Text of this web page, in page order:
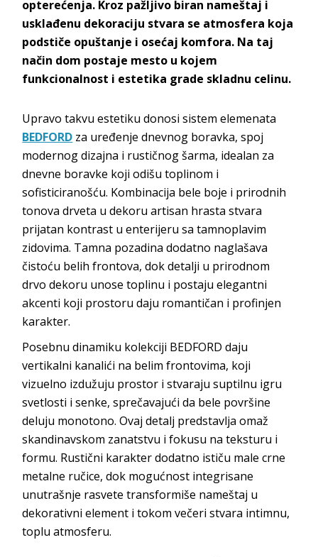
opterećenja. Kroz pažljivo biran nameštaj i
usklađenu dekoraciju stvara se atmosfera koja
podstiče opuštanje i osećaj komfora. Na taj
način dom postaje mesto u kojem
funkcionalnost i estetika grade skladnu celinu.
Upravo takvu estetiku donosi sistem elemenata
BEDFORD za uređenje dnevnog boravka, spoj
modernog dizajna i rustičnog šarma, idealan za
dnevne boravke koji odišu toplinom i
sofisticiranošću. Kombinacija bele boje i prirodnih
tonova drveta u dekoru artisan hrasta stvara
prijatan kontrast u enterijeru sa tamnoplavim
zidovima. Tamna pozadina dodatno naglašava
čistoću belih frontova, dok detalji u prirodnom
drvo dekoru unose toplinu i postaju elegantni
akcenti koji prostoru daju romantičan i profinjen
karakter.
Posebnu dinamiku kolekciji BEDFORD daju
vertikalni kanalići na belim frontovima, koji
vizuelno izdužuju prostor i stvaraju suptilnu igru
svetlosti i senke, sprečavajući da bele površine
deluju monotono. Ovaj detalj predstavlja omaž
skandinavskom zanatstvu i fokusu na teksturu i
formu. Rustični karakter dodatno ističu male crne
metalne ručice, dok mogućnost integrisane
unutrašnje rasvete transformiše nameštaj u
dekorativni element i tokom večeri stvara intimnu,
toplu atmosferu.